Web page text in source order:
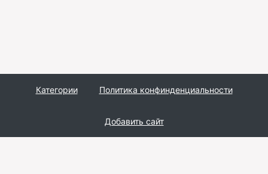
Категории Политика конфинденциальности
Добавить сайт